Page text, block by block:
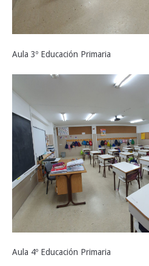
Aula 3º Educación Primaria
Aula 4º Educación Primaria